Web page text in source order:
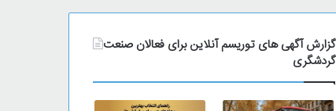
گزارش آگهی های توریسم آنلاین برای فعالان صنعت
گردشگری